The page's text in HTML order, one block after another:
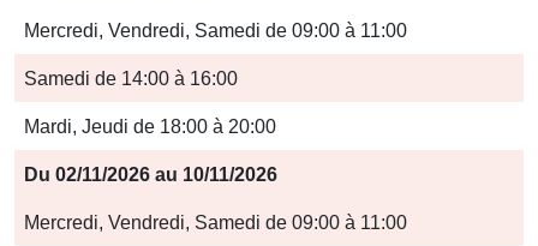
Mercredi, Vendredi, Samedi de 09:00 à 11:00
Samedi de 14:00 à 16:00
Mardi, Jeudi de 18:00 à 20:00
Du 02/11/2026 au 10/11/2026
Mercredi, Vendredi, Samedi de 09:00 à 11:00